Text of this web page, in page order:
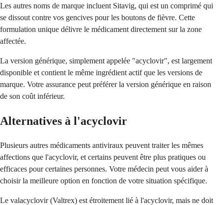
Les autres noms de marque incluent Sitavig, qui est un comprimé qui
se dissout contre vos gencives pour les boutons de fièvre. Cette
formulation unique délivre le médicament directement sur la zone
affectée.
La version générique, simplement appelée "acyclovir", est largement
disponible et contient le même ingrédient actif que les versions de
marque. Votre assurance peut préférer la version générique en raison
de son coût inférieur.
Alternatives à l'acyclovir
Plusieurs autres médicaments antiviraux peuvent traiter les mêmes
affections que l'acyclovir, et certains peuvent être plus pratiques ou
efficaces pour certaines personnes. Votre médecin peut vous aider à
choisir la meilleure option en fonction de votre situation spécifique.
Le valacyclovir (Valtrex) est étroitement lié à l'acyclovir, mais ne doit